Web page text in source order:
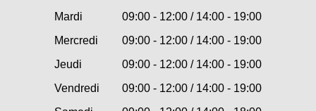
Mardi
09:00 - 12:00 / 14:00 - 19:00
Mercredi
09:00 - 12:00 / 14:00 - 19:00
Jeudi
09:00 - 12:00 / 14:00 - 19:00
Vendredi
09:00 - 12:00 / 14:00 - 19:00